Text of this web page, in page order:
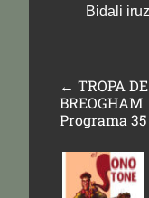
← TROPA DE
BREOGHAM
Programa 35